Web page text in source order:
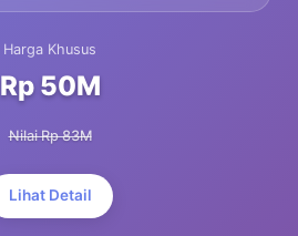
Harga Khusus
Rp 50M
Nilai Rp 83M
Lihat Detail